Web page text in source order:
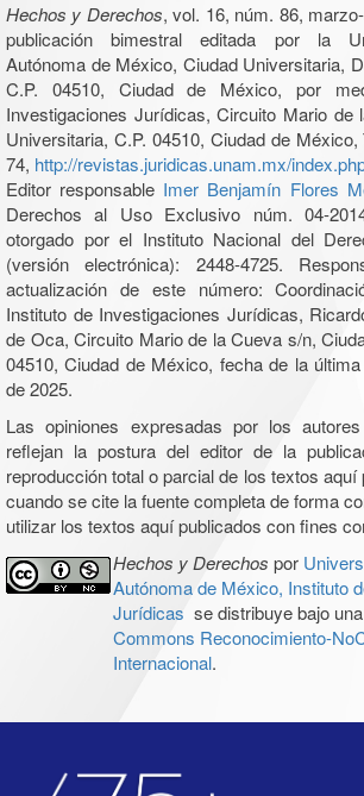
Hechos y Derechos, vol. 16, núm. 86,
publicación bimestral editada por la
Autónoma de México, Ciudad Universitaria,
C.P. 04510, Ciudad de México, por
Investigaciones Jurídicas, Circuito Mario de
Universitaria, C.P. 04510, Ciudad de
74, http://revistas.juridicas.unam.mx/
Editor responsable Imer Benjamín Flores
Derechos al Uso Exclusivo núm. 04-
otorgado por el Instituto Nacional del
(versión electrónica): 2448-4725.
actualización de este número:
Instituto de Investigaciones Jurídicas,
de Oca, Circuito Mario de la Cueva s/n,
04510, Ciudad de México, fecha de la
de 2025.
Las opiniones expresadas por los
reflejan la postura del editor de la
reproducción total o parcial de los textos
cuando se cite la fuente completa de forma
utilizar los textos aquí publicados con fines
Hechos y Derechos por
Autónoma de México, Instituto
Jurídicas se distribuye bajo una
Commons Reconocimiento-
Internacional.